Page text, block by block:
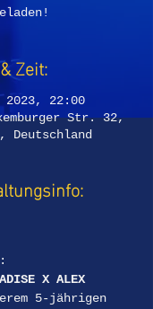
Zeit:
22:00
Str. 32,
Deutschland
X ALEX
5-jährigen